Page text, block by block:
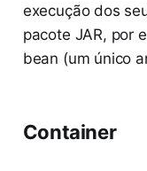
execução dos
pacote JAR, por
bean (um único
Container